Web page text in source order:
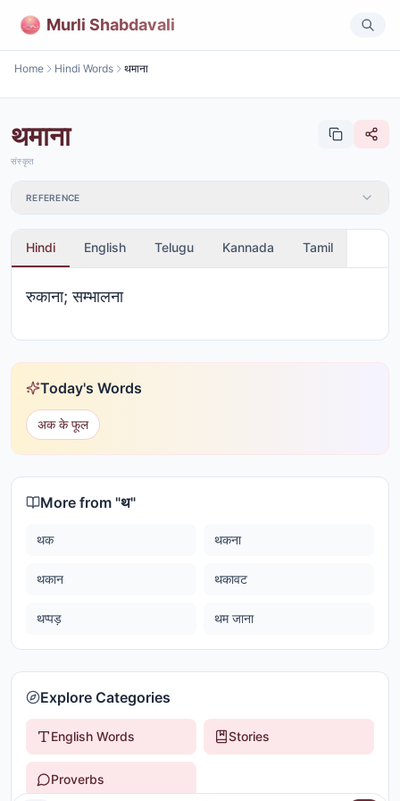
Murli Shabdavali
Home Hindi Words थमाना
थमाना
संस्कृत
REFERENCE
Hindi English Telugu Kannada Tamil
रुकाना; सम्भालना
Today's Words
अक के फूल
More from "थ"
थक थकना
थकान थकावट
थप्पड़ थम जाना
Explore Categories
English Words Stories
Proverbs